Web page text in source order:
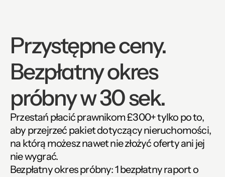
Przystępne ceny.
Bezpłatny okres
próbny w 30 sek.
Przestań płacić prawnikom £300+ tylko po to,
aby przejrzeć pakiet dotyczący nieruchomości,
na którą możesz nawet nie złożyć oferty ani jej
nie wygrać.
Bezpłatny okres próbny: 1 bezpłatny raport o